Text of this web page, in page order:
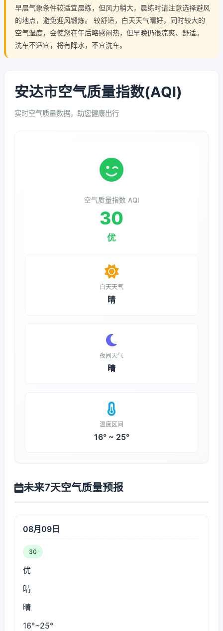
早晨气象条件较适宜晨练，但风力稍大，晨练时请注意选择避风
的地点，避免迎风锻炼。 较舒适，白天天气晴好，同时较大的
空气湿度，会使您在午后略感闷热，但早晚仍很凉爽、舒适。
洗车不适宜，将有降水，不宜洗车。
安达市空气质量指数(AQI)
实时空气质量数据，助您健康出行
空气质量指数 AQI
30
优
白天天气
晴
夜间天气
晴
温度区间
16° ~ 25°
未来7天空气质量预报
08月09日
30
优
晴
晴
16°~25°